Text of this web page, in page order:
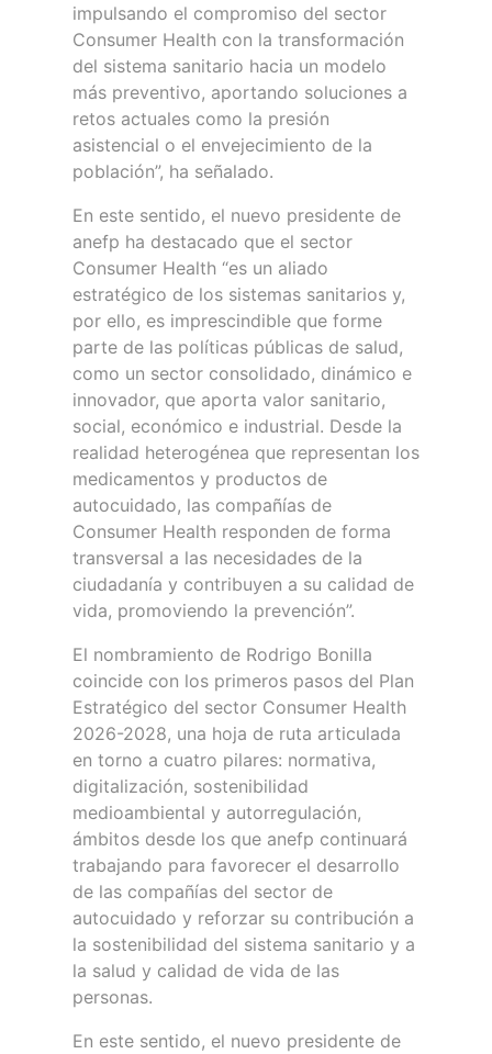
impulsando el compromiso del sector
Consumer Health con la transformación
del sistema sanitario hacia un modelo
más preventivo, aportando soluciones a
retos actuales como la presión
asistencial o el envejecimiento de la
población”, ha señalado.
En este sentido, el nuevo presidente de
anefp ha destacado que el sector
Consumer Health “es un aliado
estratégico de los sistemas sanitarios y,
por ello, es imprescindible que forme
parte de las políticas públicas de salud,
como un sector consolidado, dinámico e
innovador, que aporta valor sanitario,
social, económico e industrial. Desde la
realidad heterogénea que representan los
medicamentos y productos de
autocuidado, las compañías de
Consumer Health responden de forma
transversal a las necesidades de la
ciudadanía y contribuyen a su calidad de
vida, promoviendo la prevención”.
El nombramiento de Rodrigo Bonilla
coincide con los primeros pasos del Plan
Estratégico del sector Consumer Health
2026-2028, una hoja de ruta articulada
en torno a cuatro pilares: normativa,
digitalización, sostenibilidad
medioambiental y autorregulación,
ámbitos desde los que anefp continuará
trabajando para favorecer el desarrollo
de las compañías del sector de
autocuidado y reforzar su contribución a
la sostenibilidad del sistema sanitario y a
la salud y calidad de vida de las
personas.
En este sentido, el nuevo presidente de